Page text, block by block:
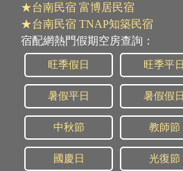
★台南民宿 富博居民宿
★台南民宿 TNAP知築民宿
宿配網熱門假期空房查詢：
旺季假日 旺季平日
暑假平日 暑假假日
中秋節 教師節
國慶日 光復節